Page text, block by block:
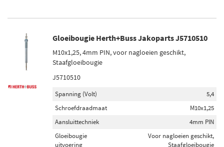
Lengte [mm]
1165 (1)
1310 (1)
1570 (1)
Draagarmtype
Gloeibougie Herth+Buss Jakoparts J5710510
M10x1,25, 4mm PIN, voor nagloeien geschikt,
Staafgloeibougie
J5710510
Spanning (Volt)
5,4
Schroefdraadmaat
M10x1,25
Aansluittechniek
4mm PIN
Gloeibougie
uitvoering
Voor nagloeien geschikt,
Staafgloeibougie